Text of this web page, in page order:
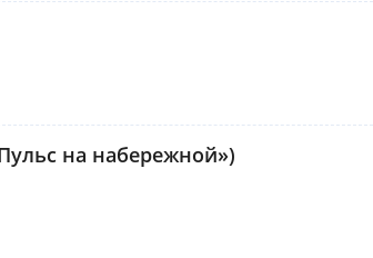
на набережной»)